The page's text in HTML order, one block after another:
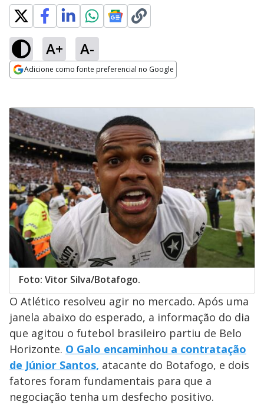
A+ A-
Adicione como fonte preferencial no Google
Foto: Vitor Silva/Botafogo.
O Atlético resolveu agir no mercado. Após uma
janela abaixo do esperado, a informação do dia
que agitou o futebol brasileiro partiu de Belo
Horizonte. O Galo encaminhou a contratação
de Júnior Santos, atacante do Botafogo, e dois
fatores foram fundamentais para que a
negociação tenha um desfecho positivo.